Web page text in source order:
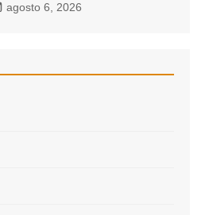
agosto 6, 2026